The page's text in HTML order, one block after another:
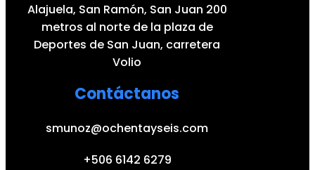
Alajuela, San Ramón, San Juan 200
metros al norte de la plaza de
Deportes de San Juan, carretera
Volio
Contáctanos
smunoz@ochentayseis.com
+506 6142 6279